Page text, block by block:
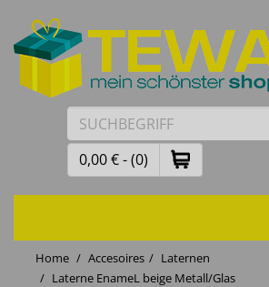
0,00 € - (0)
Home
Accesoires
Laternen
Laterne EnameL beige Metall/Glas